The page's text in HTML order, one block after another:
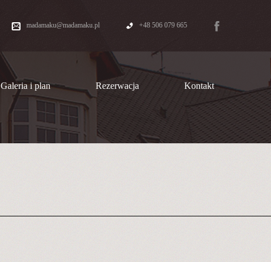
madamaku@madamaku.pl +48 506 079 665
Galeria i plan Rezerwacja Kontakt